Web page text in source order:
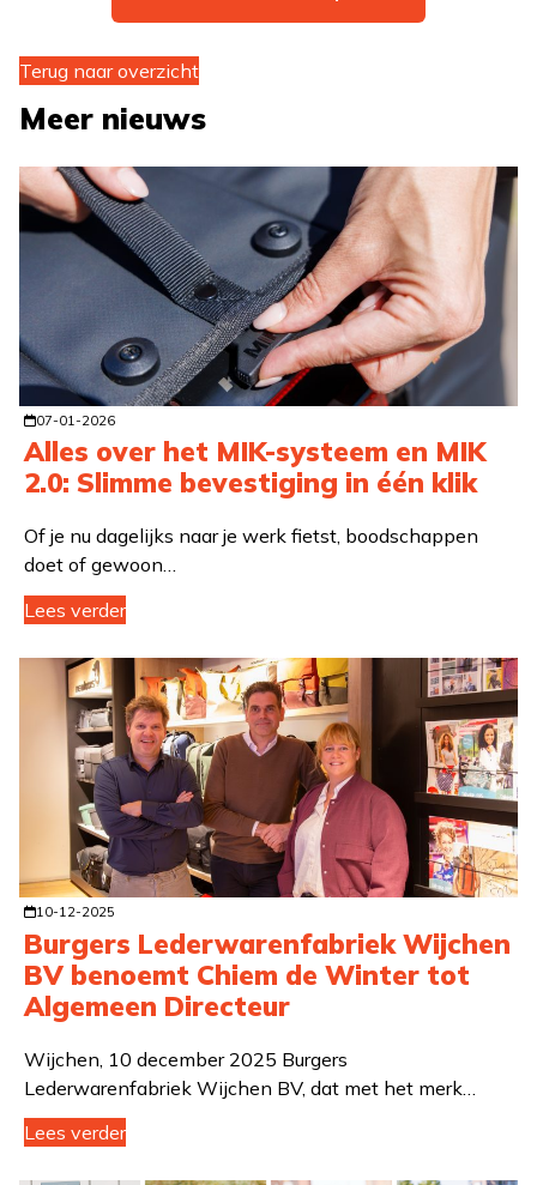
Terug naar overzicht
Meer nieuws
07-01-2026
Alles over het MIK-systeem en MIK
2.0: Slimme bevestiging in één klik
Of je nu dagelijks naar je werk fietst, boodschappen
doet of gewoon…
Lees verder
10-12-2025
Burgers Lederwarenfabriek Wijchen
BV benoemt Chiem de Winter tot
Algemeen Directeur
Wijchen, 10 december 2025 Burgers
Lederwarenfabriek Wijchen BV, dat met het merk…
Lees verder